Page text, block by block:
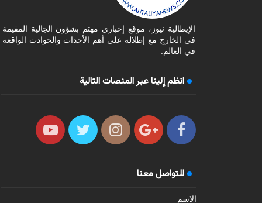
الإيطالية نيوز، موقع إخباري مهتم بشؤون الجالية المقيمة
في الخارج مع إطلالة على أهم الأحداث والحوادث الواقعة
في العالم.
انظم إلينا عبر المنصات التالية
للتواصل معنا
الاسم